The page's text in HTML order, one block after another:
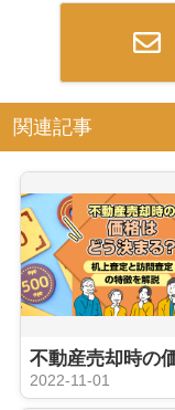
関連記事
2022-11-01